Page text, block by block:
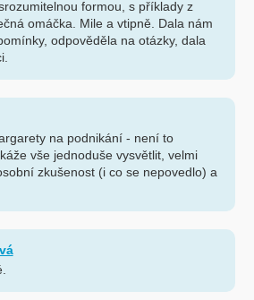
formou, s příklady z
omáčka. Mile a vtipně. Dala nám
odpověděla na otázky, dala
na podnikání - není to
vše jednoduše vysvětlit, velmi
zkušenost (i co se nepovedlo) a